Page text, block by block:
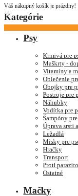
Váš nákupný košík je prázdny!
Kategórie
Psy
Krmivá pre
Maškrty -
Vitamíny a
Oblečenie
Obojky pre
Postroje pre
Náhubky
Vodítka pre
Šampóny
Úprava srsti
Ležadlá
Misky pre
Hračky
Transport
Proti
Ostatné
Mačky